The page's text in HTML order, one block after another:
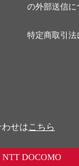
の外部送信に
特定商取引
せはこちら
DOCOMO